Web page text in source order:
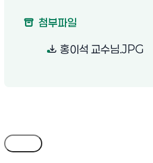
첨부파일
홍이석 교수님.JPG